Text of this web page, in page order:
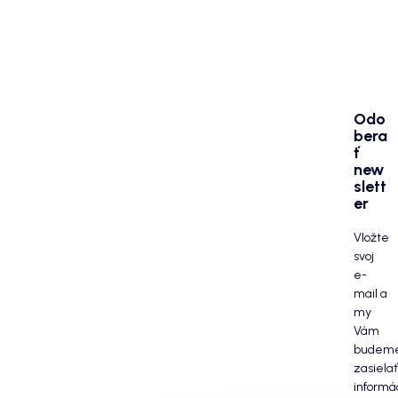
Odo
bera
ť
new
slett
er
Vložte
svoj
e-
mail a
my
Vám
zasielať